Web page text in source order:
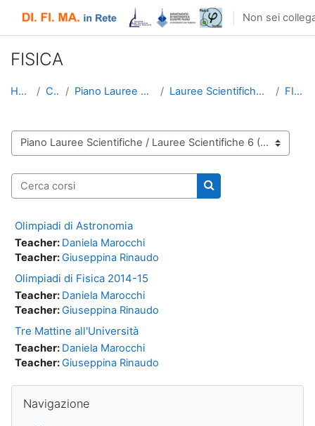
Non sei
FISICA
Home Corsi Piano Lauree Scientifiche Lauree Scientifiche 6 (2014-15) FISICA
Categorie di corso
Cerca corsi
Cerca corsi
Olimpiadi di Astronomia
Teacher: Daniela Marocchi
Teacher:Giuseppina Rinaudo
Olimpiadi di Fisica 2014-15
Teacher: Daniela Marocchi
Teacher:Giuseppina Rinaudo
Tre Mattine all'Università
Teacher: Daniela Marocchi
Teacher:Giuseppina Rinaudo
Navigazione